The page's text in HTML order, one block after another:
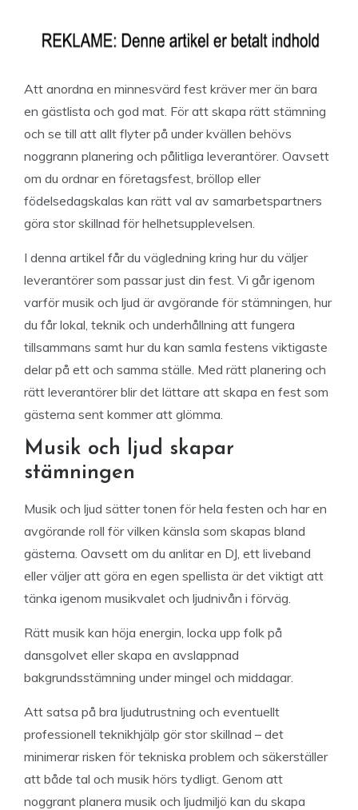
Att anordna en minnesvärd fest kräver mer än bara
en gästlista och god mat. För att skapa rätt stämning
och se till att allt flyter på under kvällen behövs
noggrann planering och pålitliga leverantörer. Oavsett
om du ordnar en företagsfest, bröllop eller
födelsedagskalas kan rätt val av samarbetspartners
göra stor skillnad för helhetsupplevelsen.
I denna artikel får du vägledning kring hur du väljer
leverantörer som passar just din fest. Vi går igenom
varför musik och ljud är avgörande för stämningen, hur
du får lokal, teknik och underhållning att fungera
tillsammans samt hur du kan samla festens viktigaste
delar på ett och samma ställe. Med rätt planering och
rätt leverantörer blir det lättare att skapa en fest som
gästerna sent kommer att glömma.
Musik och ljud skapar
stämningen
Musik och ljud sätter tonen för hela festen och har en
avgörande roll för vilken känsla som skapas bland
gästerna. Oavsett om du anlitar en DJ, ett liveband
eller väljer att göra en egen spellista är det viktigt att
tänka igenom musikvalet och ljudnivån i förväg.
Rätt musik kan höja energin, locka upp folk på
dansgolvet eller skapa en avslappnad
bakgrundsstämning under mingel och middagar.
Att satsa på bra ljudutrustning och eventuellt
professionell teknikhjälp gör stor skillnad – det
minimerar risken för tekniska problem och säkerställer
att både tal och musik hörs tydligt. Genom att
noggrant planera musik och ljudmiljö kan du skapa